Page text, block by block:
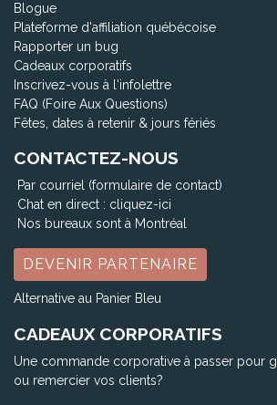
Blogue
Plateforme d'affiliation québécoise
Rapporter un bug
Cadeaux corporatifs
Inscrivez-vous à l'infolettre
FAQ (Foire Aux Questions)
Fêtes, dates à retenir & jours fériés
CONTACTEZ-NOUS
Par courriel (formulaire de contact)
Chat en direct : cliquez-ici
Nos bureaux sont à Montréal
DEVENIR PARTENAIRE
Alternative au Panier Bleu
CADEAUX CORPORATIFS
Une commande corporative à passer pour
ou remercier vos clients?